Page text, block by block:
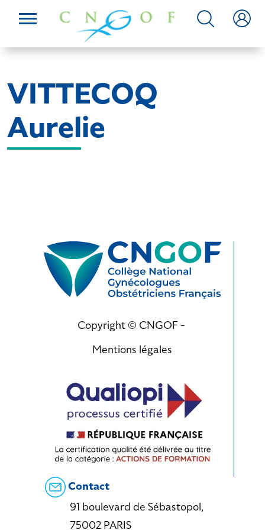
VITTECOQ
Aurelie
Copyright © CNGOF -
Mentions légales
Contact
91 boulevard de Sébastopol,
75002 PARIS